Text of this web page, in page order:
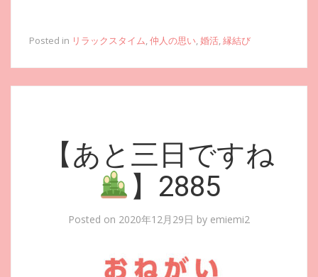
Posted in リラックスタイム,仲人の思い,婚活,縁結び
【あと三日ですね
】2885
Posted on 2020年12月29日 by emiemi2